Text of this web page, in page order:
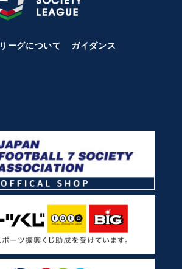
リーグについて
ガイダンス